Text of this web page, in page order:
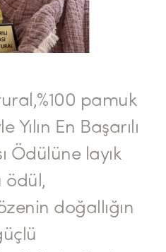
pamuk
En Başarılı
Ödülüne layık
ödül,
doğallığın